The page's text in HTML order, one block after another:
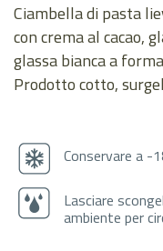
Ciambella di pasta
con crema al cacao,
glassa bianca a
Prodotto cotto,
Conservare a -
Lasciare
ambiente per